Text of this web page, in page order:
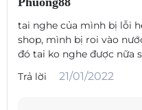
kích cỡ của miếng đệm tai bằng
an toàn. Thử nghiệm để tìm
có cảm giác vừa vặn trong quá
bạn lắp vào.
tai nghe của mình bị lỗi
shop, mình bị roi vào
đó tai ko nghe được nữa
Trả lời
21/01/2022